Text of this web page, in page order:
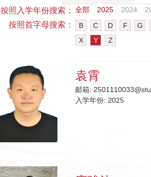
按照入学年份搜索： 全部 2025 2024
按照首字母搜索： B C D F G
X
Y Z
袁霄
邮箱:
入学年份: 2025